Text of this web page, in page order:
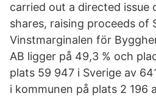
carried out a directed issue
shares, raising proceeds of
Vinstmarginalen för
AB ligger på 49,3 % och
plats 59 947 i Sverige av
i kommunen på plats 2 196